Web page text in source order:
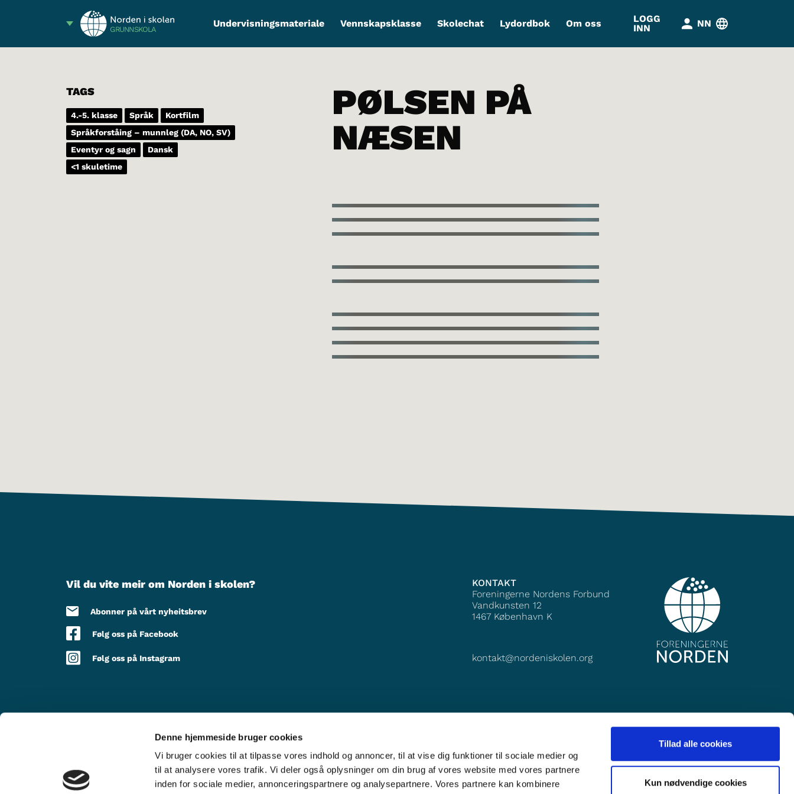
Denne hjemmeside bruger cookies
Vi bruger cookies til at tilpasse vores indhold og annoncer, til at vise dig funktioner til sociale medier og
til at analysere vores trafik. Vi deler også oplysninger om din brug af vores website med vores partnere
inden for sociale medier, annonceringspartnere og analysepartnere. Vores partnere kan kombinere
Tillad alle cookies
Kun nødvendige cookies
GRUNNSKOLA
Undervisningsmateriale Vennskapsklasse Skolechat Lydordbok Om oss
LOGG
INN
NN
TAGS
4.-5. klasse Språk
Kortfilm
Språkforståing – munnleg (DA, NO, SV)
Eventyr og sagn
Dansk
<1 skuletime
PØLSEN PÅ
NÆSEN
Vil du vite meir om Norden i skolen?
Abonner på vårt nyheitsbrev
Følg oss på Facebook
Følg oss på Instagram
KONTAKT
Foreningerne Nordens Forbund
Vandkunsten 12
1467 København K
kontakt@nordeniskolen.org